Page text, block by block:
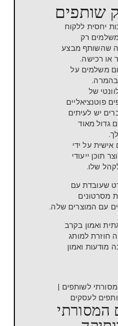
ללקוח
רק
מבצע
על
של
יש לעיתים
מאוד
על ידי
ייעודי
עם
המוצרים שלה.
בקרב
למותג
ואמון